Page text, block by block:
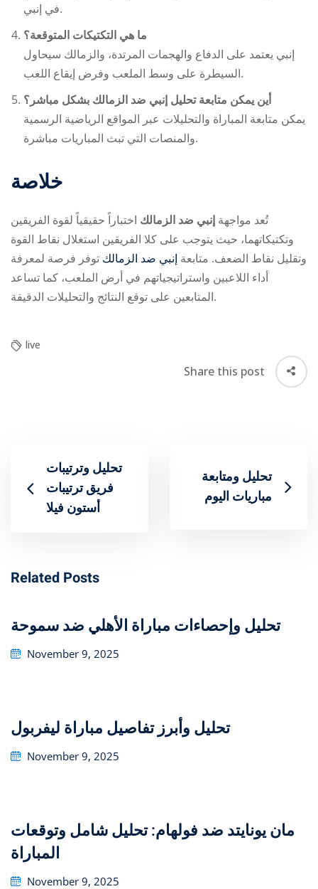
في إنبي.
ما هي التكتيكات المتوقعة؟
إنبي يعتمد على الدفاع والهجمات المرتدة، والزمالك سيحاول
السيطرة على وسط الملعب وفرض إيقاع اللعب.
أين يمكن متابعة تحليل إنبي ضد الزمالك بشكل مباشر؟
يمكن متابعة المباراة والتحليلات عبر المواقع الرياضية الرسمية
والمنصات التي تبث المباريات مباشرة.
خلاصة
تُعد مواجهة إنبي ضد الزمالك اختباراً حقيقياً لقوة الفريقين
وتكتيكاتهما، حيث يتوجب على كلا الفريقين استغلال نقاط القوة
وتقليل نقاط الضعف. متابعة إنبي ضد الزمالك توفر فرصة لمعرفة
أداء اللاعبين واستراتيجياتهم في أرض الملعب، كما تساعد
المتابعين على توقع النتائج والتحليلات الدقيقة.
live
Share this post
تحليل وترتيبات
فريق ترتيبات
أستون فيلا
تحليل ومتابعة
مباريات اليوم
Related Posts
تحليل وإحصاءات مباراة الأهلي ضد سموحة
Posted
November 9, 2025
تحليل وأبرز تفاصيل مباراة ليفربول
Posted
November 9, 2025
مان يونايتد ضد فولهام: تحليل شامل وتوقعات
المباراة
Posted
November 9, 2025